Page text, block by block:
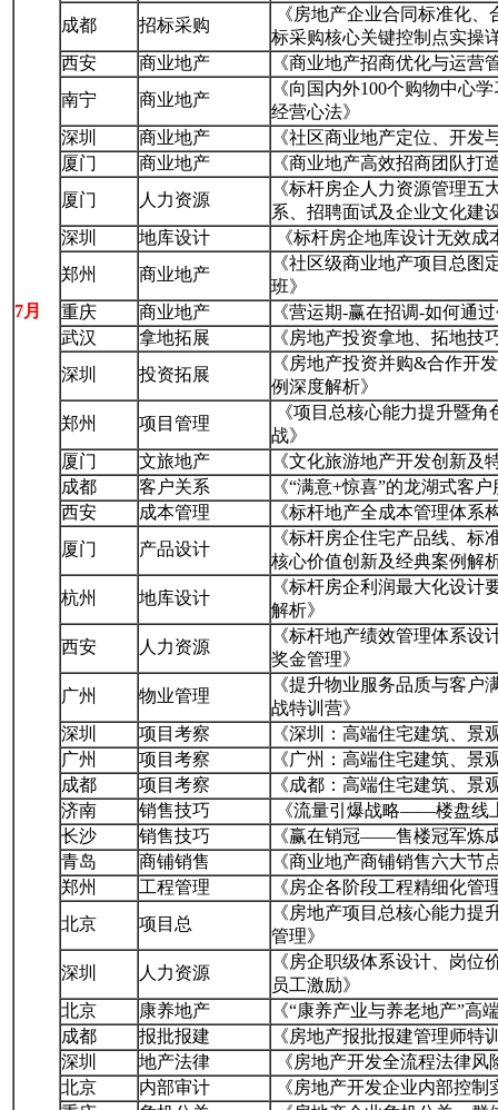
7月
成都
招标采购
《房地产企业合同标准化
标采购核心关键控制点实操
西安
商业地产
《商业地产招商优化与运营
南宁
商业地产
《向国内外100个购物中心
经营心法》
深圳
商业地产
《社区商业地产定位、开发
厦门
商业地产
《商业地产高效招商团队打
厦门
人力资源
《标杆房企人力资源管理
系、招聘面试及企业文化建
深圳
地库设计
《标杆房企地库设计无效
郑州
商业地产
《社区级商业地产项目总图
班》
重庆
商业地产
《营运期-赢在招调-如何通
武汉
拿地拓展
《房地产投资拿地、拓地
深圳
投资拓展
《房地产投资并购&合作开
例深度解析》
郑州
项目管理
《项目总核心能力提升暨
战》
厦门
文旅地产
《文化旅游地产开发创新及
成都
客户关系
《“满意+惊喜”的龙湖式客
西安
成本管理
《标杆地产全成本管理体系
厦门
产品设计
《标杆房企住宅产品线、
核心价值创新及经典案例解
杭州
地库设计
《标杆房企利润最大化设
解析》
西安
人力资源
《标杆地产绩效管理体系
奖金管理》
广州
物业管理
《提升物业服务品质与客户
战特训营》
深圳
项目考察
《深圳：高端住宅建筑、景
广州
项目考察
《广州：高端住宅建筑、景
成都
项目考察
《成都：高端住宅建筑、景
济南
销售技巧
《流量引爆战略——楼盘线
长沙
销售技巧
《赢在销冠——售楼冠军炼
青岛
商铺销售
《商业地产商铺销售六大节
郑州
工程管理
《房企各阶段工程精细化管
北京
项目总
《房地产项目总核心能力
管理》
深圳
人力资源
《房企职级体系设计、岗
员工激励》
北京
康养地产
《“康养产业与养老地产”高
成都
报批报建
《房地产报批报建管理师特
深圳
地产法律
《房地产开发全流程法律
北京
内部审计
《房地产开发企业内部控